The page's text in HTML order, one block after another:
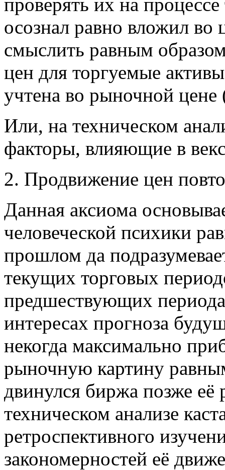
осознал равно вложил
смыслить равным
цен для торгуемые
учтена во рыночной цене
Или, на техническом
факторы, влияющие в
2. Продвижение цен
Данная аксиома
человеческой психики
прошлом да
текущих торговых
предшествующих
интересах прогноза
некогда максимально
рыночную картину
двинулся биржа позже её
техническом анализе
ретроспективного
закономерностей её